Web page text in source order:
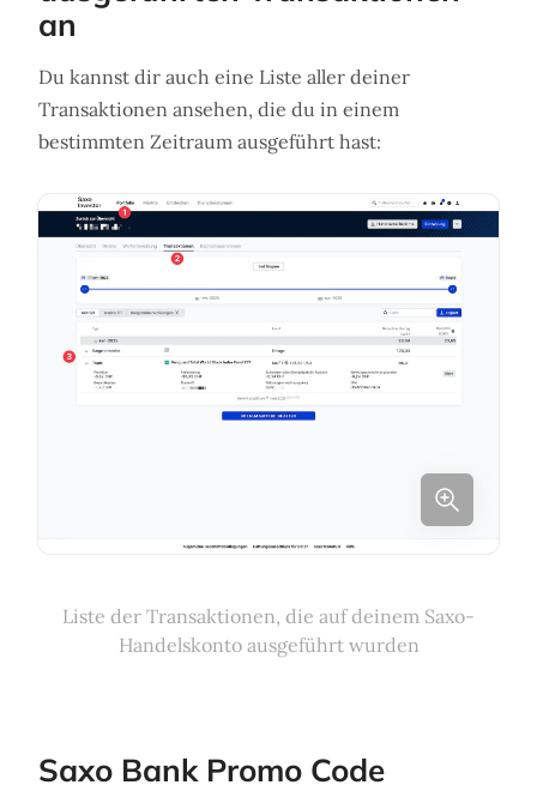
an
Du kannst dir auch eine Liste aller deiner
Transaktionen ansehen, die du in einem
bestimmten Zeitraum ausgeführt hast:
Liste der Transaktionen, die auf deinem Saxo-
Handelskonto ausgeführt wurden
Saxo Bank Promo Code